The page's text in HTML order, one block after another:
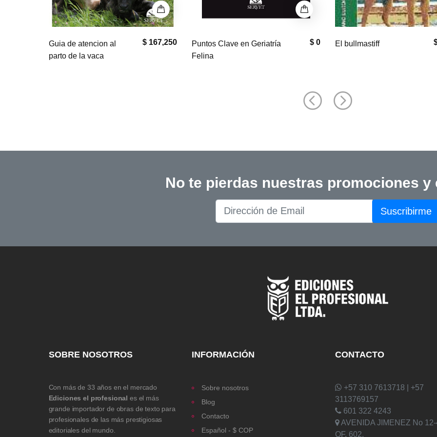
$ 0
Puntos Clave en Geriatría
Felina
$ 33,000
El bullmastiff
Manual de
No te pierdas nuestras promociones y
Suscribirme
SOBRE NOSOTROS
Con más de 33 años en el mercado
Ediciones el profesional es el más
grande importador de obras de texto para
profesionales de las más prestigiosas
editoriales del mundo.
INFORMACIÓN
Sobre nosotros
Blog
Contacto
Español - $ COP
CONTACTO
+57 310 7613718 | +57
3113769157
601 322 4243
AVENIDA JIMENEZ No
OF. 602,